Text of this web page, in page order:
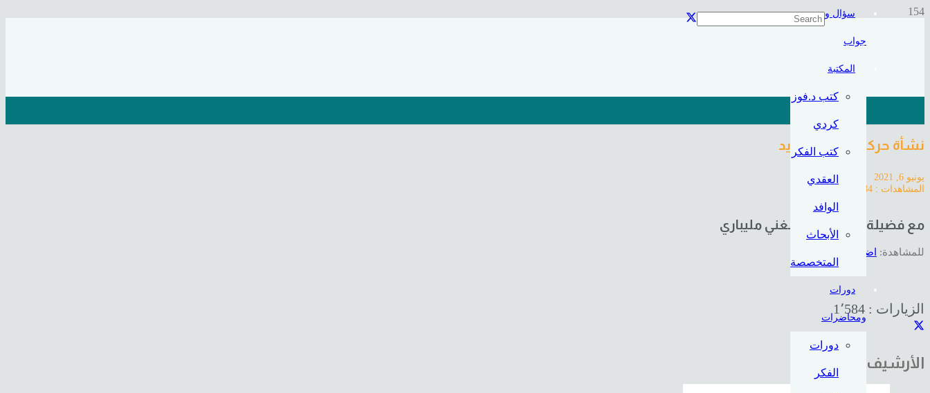
سؤال و
جواب
المكتبة
كتب د.فوز
كردي
كتب الفكر
العقدي
الوافد
الأبحاث
المتخصصة
دورات
ومحاضرات
دورات
الفكر
نشأة حركة العصر الجديد
يونيو 6, 2021
المشاهدات : 1,584
مع فضيلة الدكتور: عبدالغني مليباري
للمشاهدة: اضغط هنا
الزيارات : 1٬584
الأرشيف